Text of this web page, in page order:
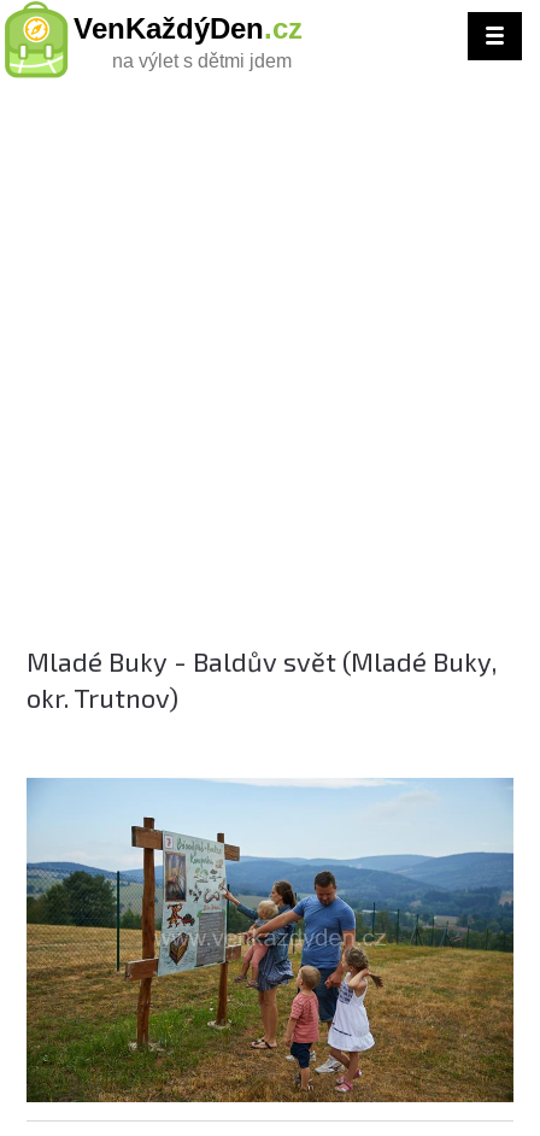
VenKaždýDen.cz
na výlet s dětmi jdem
Mladé Buky - Baldův svět (Mladé Buky,
okr. Trutnov)